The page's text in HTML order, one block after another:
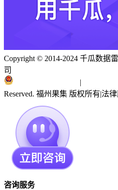
Copyright © 2014-2024 千瓜数据
司
|
Reserved. 福州果集 版权所有|法
咨询服务